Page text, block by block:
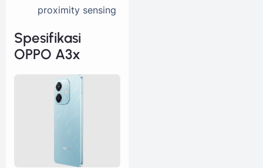
proximity sensing
Spesifikasi
OPPO A3x